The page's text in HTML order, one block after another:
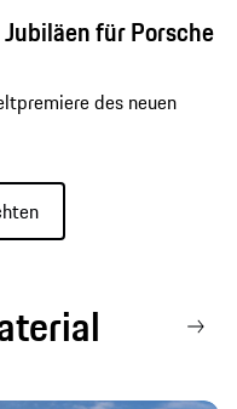
für Porsche
des neuen